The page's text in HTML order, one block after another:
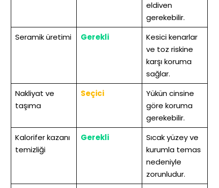
eldiven
gerekebilir.
Seramik üretimi
Gerekli
Kesici kenarlar
ve toz riskine
karşı koruma
sağlar.
Nakliyat ve
taşıma
Seçici
Yükün cinsine
göre koruma
gerekebilir.
Kalorifer kazanı
temizliği
Gerekli
Sıcak yüzey ve
kurumla temas
nedeniyle
zorunludur.